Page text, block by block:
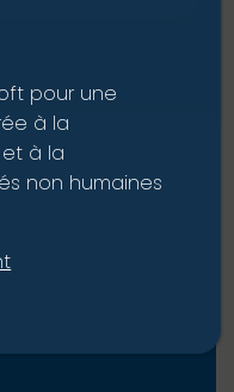
pour une
à la
à la
non humaines